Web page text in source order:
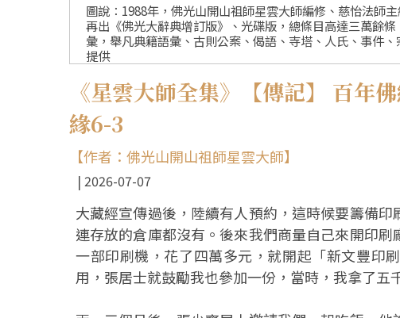
圖說：1988年，佛光山開山祖師星雲大師編修、慈怡法師
再出《佛光大辭典增訂版》、光碟版，總條目高達三萬餘
彙，舉凡典籍語彙、古則公案、偈語、寺塔、人氏、事件
提供
《星雲大師全集》【傳記】 百
緣6-3
【作者：佛光山開山祖師星雲大師】
2026-07-07
大藏經宣傳過後，陸續有人預約，這時候要籌備
連存放的倉庫都沒有。後來我們商量自己來開印
一部印刷機，花了四萬多元，就開起「新文豐印
用，張居士就鼓勵我也參加一份，當時，我拿了五